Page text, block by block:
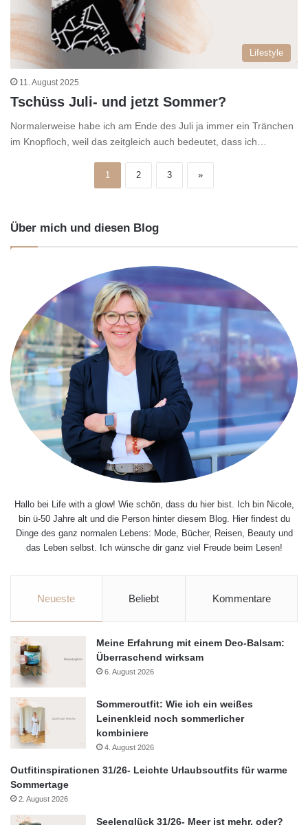
Lifestyle
11. August 2025
Tschüss Juli- und jetzt Sommer?
Normalerweise habe ich am Ende des Juli ja immer ein Tränchen
im Knopfloch, weil das zeitgleich auch bedeutet, dass ich…
1 2 3 »
Über mich und diesen Blog
Hallo bei Life with a glow! Wie schön, dass du hier bist. Ich bin Nicole,
bin ü-50 Jahre alt und die Person hinter diesem Blog. Hier findest du
Dinge des ganz normalen Lebens: Mode, Bücher, Reisen, Beauty und
das Leben selbst. Ich wünsche dir ganz viel Freude beim Lesen!
Neueste Beliebt Kommentare
Meine Erfahrung mit einem Deo-Balsam:
Überraschend wirksam
6. August 2026
Sommeroutfit: Wie ich ein weißes
Leinenkleid noch sommerlicher
kombiniere
4. August 2026
Outfitinspirationen 31/26- Leichte Urlaubsoutfits für warme
Sommertage
2. August 2026
Seelenglück 31/26- Meer ist mehr, oder?